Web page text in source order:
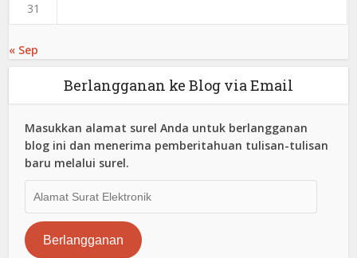
31
« Sep
Berlangganan ke Blog via Email
Masukkan alamat surel Anda untuk berlangganan
blog ini dan menerima pemberitahuan tulisan-tulisan
baru melalui surel.
Surat
Elektronik
Berlangganan